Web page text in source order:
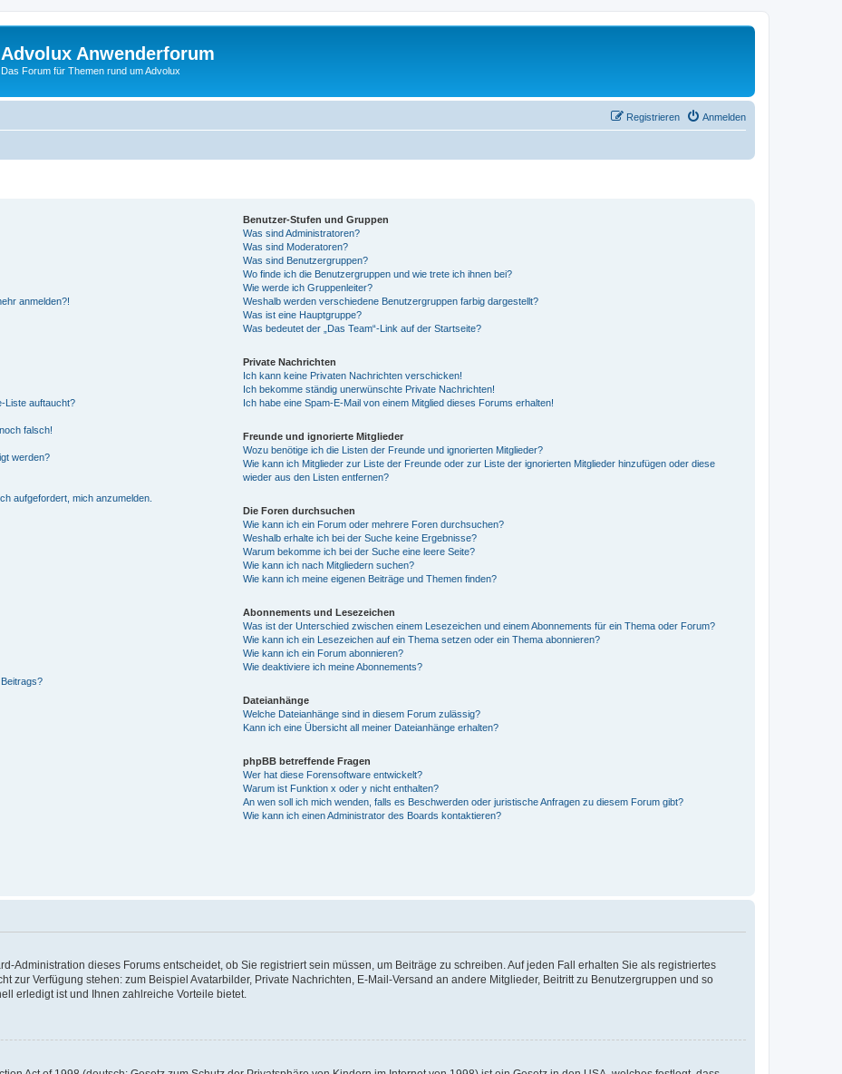
Advolux Anwenderforum
Das Forum für Themen rund um Advolux
Anmelden
Registrieren
anmelden?!
Liste auftaucht?
falsch!
werden?
aufgefordert, mich anzumelden.
Benutzer-Stufen und Gruppen
Was sind Administratoren?
Was sind Moderatoren?
Was sind Benutzergruppen?
Wo finde ich die Benutzergruppen und wie trete ich ihnen bei?
Wie werde ich Gruppenleiter?
Weshalb werden verschiedene Benutzergruppen farbig dargestellt?
Was ist eine Hauptgruppe?
Was bedeutet der „Das Team“-Link auf der Startseite?
Private Nachrichten
Ich kann keine Privaten Nachrichten verschicken!
Ich bekomme ständig unerwünschte Private Nachrichten!
Ich habe eine Spam-E-Mail von einem Mitglied dieses Forums erhalten!
Freunde und ignorierte Mitglieder
Wozu benötige ich die Listen der Freunde und ignorierten Mitglieder?
Wie kann ich Mitglieder zur Liste der Freunde oder zur Liste der ignorierten Mitglieder hinzufügen oder diese
wieder aus den Listen entfernen?
Die Foren durchsuchen
Wie kann ich ein Forum oder mehrere Foren durchsuchen?
Weshalb erhalte ich bei der Suche keine Ergebnisse?
Warum bekomme ich bei der Suche eine leere Seite?
Wie kann ich nach Mitgliedern suchen?
Wie kann ich meine eigenen Beiträge und Themen finden?
Abonnements und Lesezeichen
Was ist der Unterschied zwischen einem Lesezeichen und einem Abonnements für ein Thema oder Forum?
Wie kann ich ein Lesezeichen auf ein Thema setzen oder ein Thema abonnieren?
Wie kann ich ein Forum abonnieren?
Wie deaktiviere ich meine Abonnements?
Dateianhänge
Welche Dateianhänge sind in diesem Forum zulässig?
Kann ich eine Übersicht all meiner Dateianhänge erhalten?
phpBB betreffende Fragen
Wer hat diese Forensoftware entwickelt?
Warum ist Funktion x oder y nicht enthalten?
An wen soll ich mich wenden, falls es Beschwerden oder juristische Anfragen zu diesem Forum gibt?
Wie kann ich einen Administrator des Boards kontaktieren?
Administration dieses Forums entscheidet, ob Sie registriert sein müssen, um Beiträge zu schreiben. Auf jeden Fall erhalten Sie als registriertes
zur Verfügung stehen: zum Beispiel Avatarbilder, Private Nachrichten, E-Mail-Versand an andere Mitglieder, Beitritt zu Benutzergruppen und so
erledigt ist und Ihnen zahlreiche Vorteile bietet.